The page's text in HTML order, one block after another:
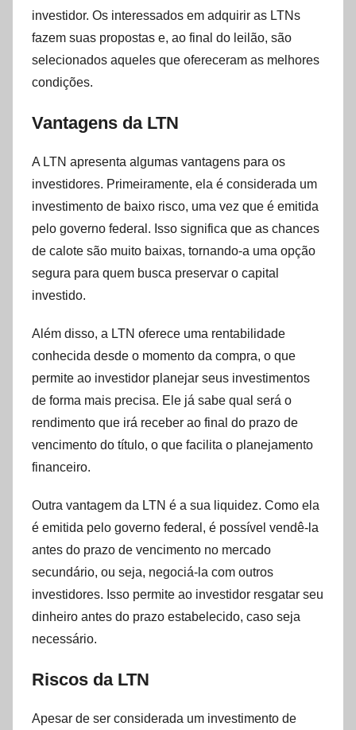
investidor. Os interessados em adquirir as LTNs
fazem suas propostas e, ao final do leilão, são
selecionados aqueles que ofereceram as melhores
condições.
Vantagens da LTN
A LTN apresenta algumas vantagens para os
investidores. Primeiramente, ela é considerada um
investimento de baixo risco, uma vez que é emitida
pelo governo federal. Isso significa que as chances
de calote são muito baixas, tornando-a uma opção
segura para quem busca preservar o capital
investido.
Além disso, a LTN oferece uma rentabilidade
conhecida desde o momento da compra, o que
permite ao investidor planejar seus investimentos
de forma mais precisa. Ele já sabe qual será o
rendimento que irá receber ao final do prazo de
vencimento do título, o que facilita o planejamento
financeiro.
Outra vantagem da LTN é a sua liquidez. Como ela
é emitida pelo governo federal, é possível vendê-la
antes do prazo de vencimento no mercado
secundário, ou seja, negociá-la com outros
investidores. Isso permite ao investidor resgatar seu
dinheiro antes do prazo estabelecido, caso seja
necessário.
Riscos da LTN
Apesar de ser considerada um investimento de